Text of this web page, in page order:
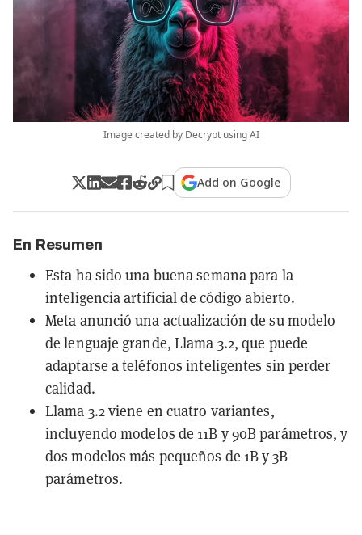
Image created by Decrypt using AI
Add on Google
En Resumen
Esta ha sido una buena semana para la
inteligencia artificial de código abierto.
Meta anunció una actualización de su modelo
de lenguaje grande, Llama 3.2, que puede
adaptarse a teléfonos inteligentes sin perder
calidad.
Llama 3.2 viene en cuatro variantes,
incluyendo modelos de 11B y 90B parámetros, y
dos modelos más pequeños de 1B y 3B
parámetros.